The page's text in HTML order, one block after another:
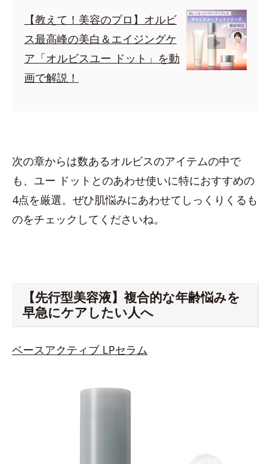
【教えて！美容のプロ】オルビ
ス最高峰の美白＆エイジングケ
ア「オルビスユー ドット」を動
画で解説！
次の章からは数あるオルビスのアイテムの中で
も、ユー ドットとのあわせ使いに特におすすめの
4点を厳選。ぜひ肌悩みにあわせてしっくりくるも
のをチェックしてくださいね。
【先行型美容液】複合的な年齢悩みを
早急にケアしたい人へ
ベースアクティブ LPセラム